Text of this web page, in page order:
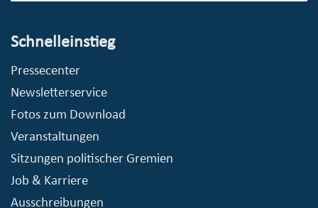
Schnelleinstieg
Pressecenter
Newsletterservice
Fotos zum Download
Veranstaltungen
Sitzungen politischer Gremien
Job & Karriere
Ausschreibungen